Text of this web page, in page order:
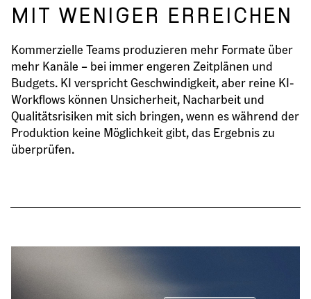
MIT WENIGER ERREICHEN
Kommerzielle Teams produzieren mehr Formate über
mehr Kanäle – bei immer engeren Zeitplänen und
Budgets. KI verspricht Geschwindigkeit, aber reine KI-
Workflows können Unsicherheit, Nacharbeit und
Qualitätsrisiken mit sich bringen, wenn es während der
Produktion keine Möglichkeit gibt, das Ergebnis zu
überprüfen.